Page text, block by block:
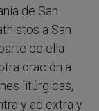
de San
a San
de ella
oración a
litúrgicas,
y ad extra y